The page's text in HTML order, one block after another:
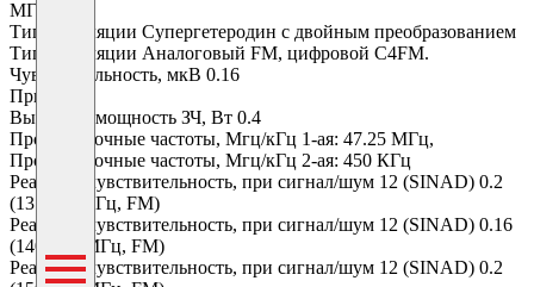
МГц)
Тип модуляции Супергетеродин с двойным преобразованием
Тип модуляции Аналоговый FM, цифровой C4FM.
Чувствительность, мкВ 0.16
Приемник
Выходная мощность ЗЧ, Вт 0.4
Промежуточные частоты, Мгц/кГц 1-ая: 47.25 МГц,
Промежуточные частоты, Мгц/кГц 2-ая: 450 КГц
Реальная чувствительность, при сигнал/шум 12 (SINAD) 0.2
(137-140МГц, FМ)
Реальная чувствительность, при сигнал/шум 12 (SINAD) 0.16
(140-150 МГц, FМ)
Реальная чувствительность, при сигнал/шум 12 (SINAD) 0.2